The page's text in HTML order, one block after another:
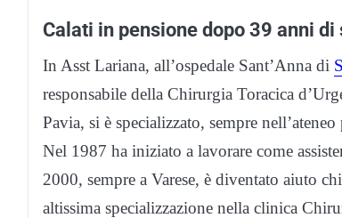
Calati in pensione dopo 39 anni
In Asst Lariana, all’ospedale Sant’Anna di
responsabile della Chirurgia Toracica
Pavia, si è specializzato, sempre
Nel 1987 ha iniziato a lavorare come
2000, sempre a Varese, è diventato aiuto
altissima specializzazione nella clinica